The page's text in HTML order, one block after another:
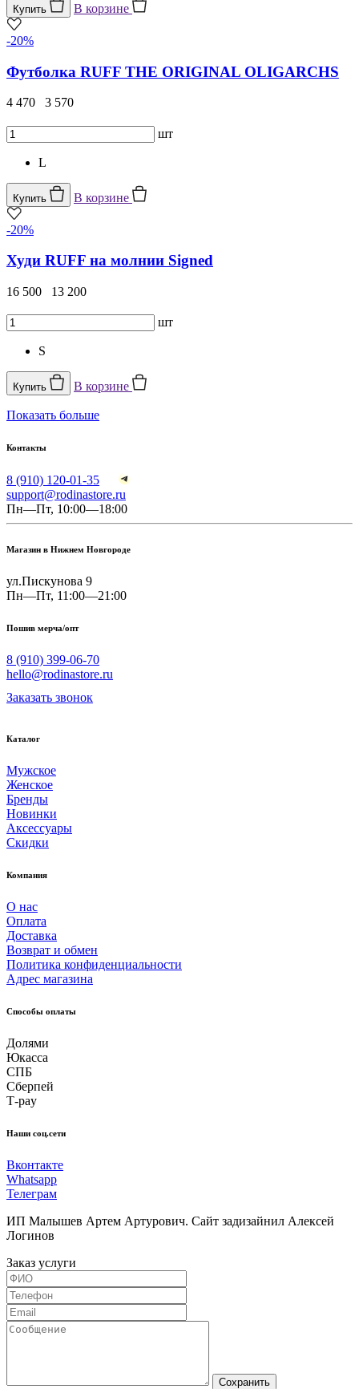
Купить В корзине
-20%
Футболка RUFF THE ORIGINAL OLIGARCHS
4 470 3 570
шт
L
Купить В корзине
-20%
Худи RUFF на молнии Signed
16 500 13 200
шт
S
Купить В корзине
Показать больше
Контакты
8 (910) 120-01-35
support@rodinastore.ru
Пн—Пт, 10:00—18:00
Магазин в Нижнем Новгороде
ул.Пискунова 9
Пн—Пт, 11:00—21:00
Пошив мерча/опт
8 (910) 399-06-70
hello@rodinastore.ru
Заказать звонок
Каталог
Мужское
Женское
Бренды
Новинки
Аксессуары
Скидки
Компания
О нас
Оплата
Доставка
Возврат и обмен
Политика конфиденциальности
Адрес магазина
Способы оплаты
Долями
Юкасса
СПБ
Сберпей
Т-pay
Наши соц.сети
Вконтакте
Whatsapp
Телеграм
ИП Малышев Артем Артурович. Сайт задизайнил Алексей
Логинов
Заказ услуги
Сохранить